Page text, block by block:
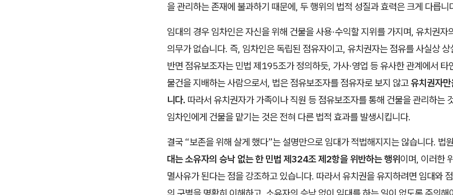
을 관리하는 존재에 불과하기 때문에, 두 행위의 법적 성질과 효력은 크게 다릅니
임대의 경우 임차인은 자신을 위해 건물을 사용·수익할 지위를 가지며, 유치권자
의무가 없습니다. 즉, 임차인은 독립된 점유자이고, 유치권자는 점유를 사실상 상
반면 점유보조자는 민법 제195조가 정의하듯, 가사·영업 등 유사한 관계에서 타
물건을 지배하는 사람으로서, 법은 점유보조자를 점유자로 보지 않고유치권자
니다. 따라서 유치권자가 가족이나 직원 등 점유보조자를 통해 건물을 관리하는
임차인에게 건물을 맡기는 것은 전혀 다른 법적 효과를 발생시킵니다.
결국 “보존을 위해 살게 했다”는 설명만으로 임대가 적법해지지는 않습니다. 법
대는 소유자의 승낙 없는 한 민법 제324조 제2항을 위반하는 행위이며, 이러한
멸사유가 된다는 점을 강조하고 있습니다. 따라서 유치권을 유지하려면 임대와